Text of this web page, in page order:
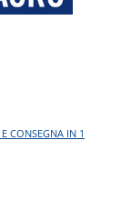
CONSEGNA IN 1